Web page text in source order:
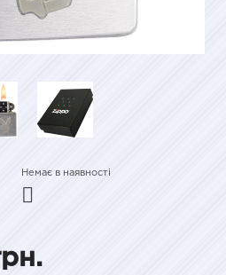
Немає в наявності